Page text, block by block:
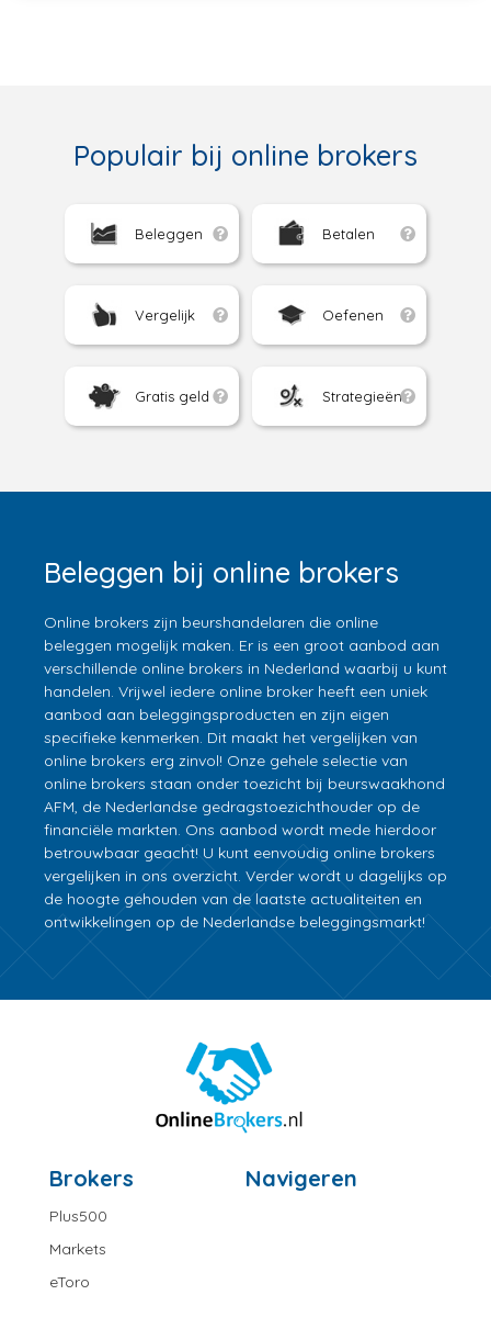
Populair bij online brokers
Beleggen Betalen
Vergelijk Oefenen
Gratis geld Strategieën
Beleggen bij online brokers
Online brokers zijn beurshandelaren die online
beleggen mogelijk maken. Er is een groot aanbod aan
verschillende online brokers in Nederland waarbij u kunt
handelen. Vrijwel iedere online broker heeft een uniek
aanbod aan beleggingsproducten en zijn eigen
specifieke kenmerken. Dit maakt het vergelijken van
online brokers erg zinvol! Onze gehele selectie van
online brokers staan onder toezicht bij beurswaakhond
AFM, de Nederlandse gedragstoezichthouder op de
financiële markten. Ons aanbod wordt mede hierdoor
betrouwbaar geacht! U kunt eenvoudig online brokers
vergelijken in ons overzicht. Verder wordt u dagelijks op
de hoogte gehouden van de laatste actualiteiten en
ontwikkelingen op de Nederlandse beleggingsmarkt!
Brokers
Plus500
Markets
eToro
Navigeren